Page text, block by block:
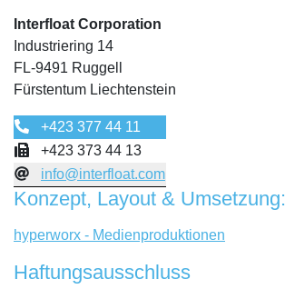
Interfloat Corporation
Industriering 14
FL-9491 Ruggell
Fürstentum Liechtenstein
+423 377 44 11
+423 373 44 13
info@interfloat.com
Konzept, Layout & Umsetzung:
hyperworx - Medienproduktionen
Haftungsausschluss